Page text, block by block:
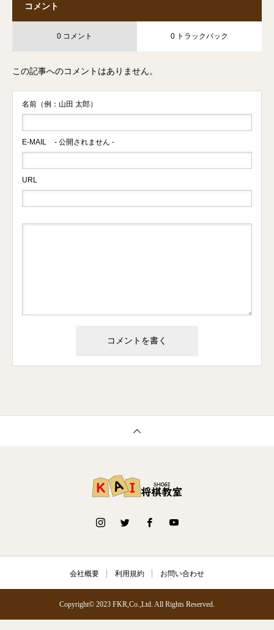
コメント
0 コメント 0 トラックバック
この記事へのコメントはありません。
名前（例：山田 太郎）
E-MAIL - 公開されません -
URL
会社概要 利用規約 お問い合わせ
Copyright© 2023 FKR,Co.,Ltd. All Rights Reserved.